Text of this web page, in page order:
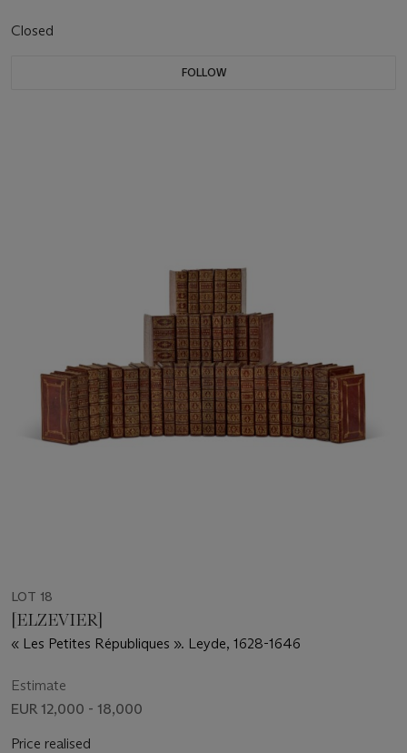
Closed
FOLLOW
LOT 18
[ELZEVIER]
« Les Petites Républiques ». Leyde, 1628-1646
Estimate
EUR 12,000 - 18,000
Price realised